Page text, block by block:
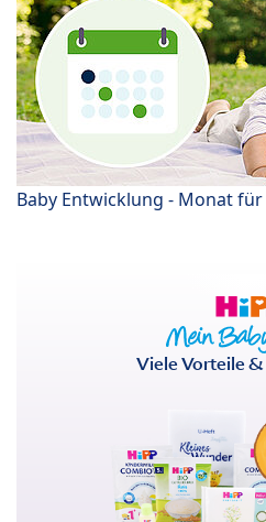
Baby Entwicklung - Monat
Viele Vorteile &